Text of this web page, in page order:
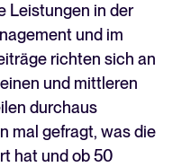
Leistungen in der
und im
richten sich an
und mittleren
durchaus
mal gefragt, was die
hat und ob 50